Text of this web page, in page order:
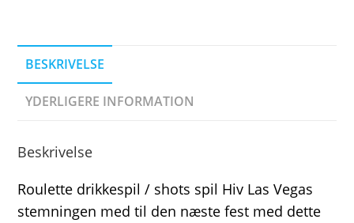
BESKRIVELSE
YDERLIGERE INFORMATION
Beskrivelse
Roulette drikkespil / shots spil Hiv Las Vegas
stemningen med til den næste fest med dette